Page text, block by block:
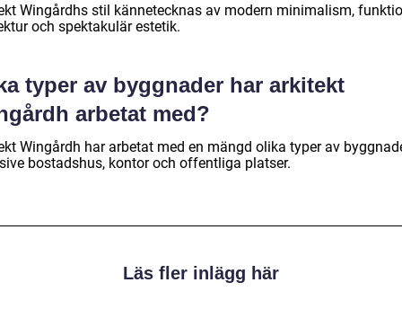
Wingårdhs stil kännetecknas av modern minimalism,
och spektakulär estetik.
typer av byggnader har arkitekt
arbetat med?
Wingårdh har arbetat med en mängd olika typer av
bostadshus, kontor och offentliga platser.
Läs fler inlägg här